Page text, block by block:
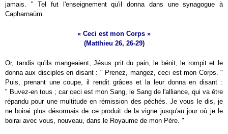
jamais. " Tel fut l'enseignement qu'il donna dans une synagogue à
Capharnaüm.
« Ceci est mon Corps »
(Matthieu 26, 26-29)
Or, tandis qu'ils mangeaient, Jésus prit du pain, le bénit, le rompit et le
donna aux disciples en disant : " Prenez, mangez, ceci est mon Corps. "
Puis, prenant une coupe, il rendit grâces et la leur donna en disant :
" Buvez-en tous ; car ceci est mon Sang, le Sang de l'alliance, qui va être
répandu pour une multitude en rémission des péchés. Je vous le dis, je
ne boirai plus désormais de ce produit de la vigne jusqu'au jour où je le
boirai avec vous, nouveau, dans le Royaume de mon Père. "